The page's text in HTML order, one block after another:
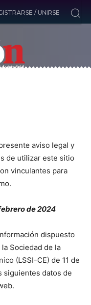
/ UNIRSE
aviso legal y
de utilizar este sitio
vinculantes para
de 2024
dispuesto
Sociedad de la
(LSSI-CE) de 11 de
siguientes datos de